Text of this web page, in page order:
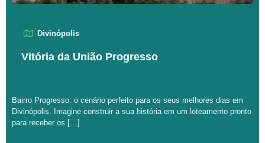
Divinópolis
Vitória da União Progresso
Bairro Progresso: o cenário perfeito para os seus melhores dias em
Divinópolis. Imagine construir a sua história em um loteamento pronto
para receber os […]